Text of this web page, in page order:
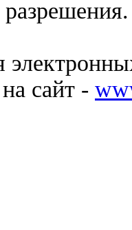
сайт -